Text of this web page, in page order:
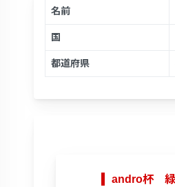
名前
国
都道府県
andro杯 緑